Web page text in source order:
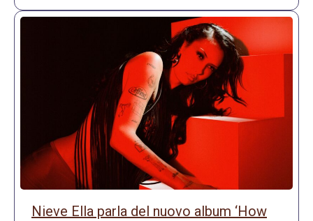
Nieve Ella parla del nuovo album ‘How